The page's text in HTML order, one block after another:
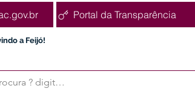
Portal da Transparência
a Feijó!